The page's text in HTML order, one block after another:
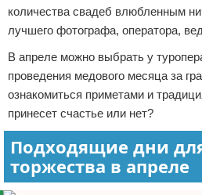
количества свадеб влюбленным
лучшего фотографа, оператора,
В апреле можно выбрать у
проведения медового месяца за
ознакомиться приметами и
принесет счастье или нет?
Подходящие дни
торжества в апреле